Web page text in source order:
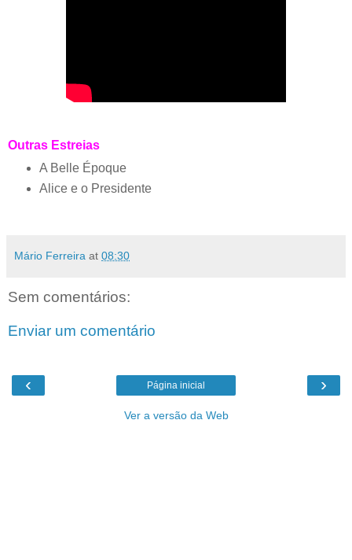
Outras Estreias
A Belle Époque
Alice e o Presidente
Mário Ferreira at 08:30
Sem comentários:
Enviar um comentário
‹ ›
Página inicial
Ver a versão da Web